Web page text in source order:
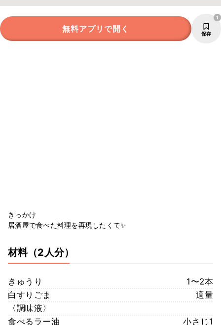
無料アプリで開く 保存
1
きっかけ
居酒屋で食べた料理を再現したくて✨
材料（2人分）
きゅうり
1〜2本
白すりごま
適量
〈調味液〉
食べるラー油
小さじ1